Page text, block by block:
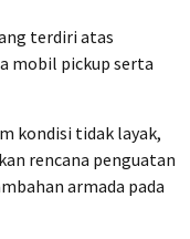
terdiri atas
mobil pickup serta
kondisi tidak layak,
rencana penguatan
armada pada